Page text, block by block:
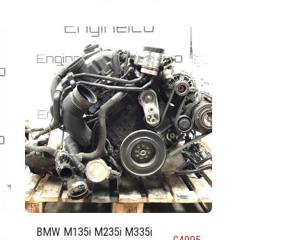
BMW M135i M235i M335i